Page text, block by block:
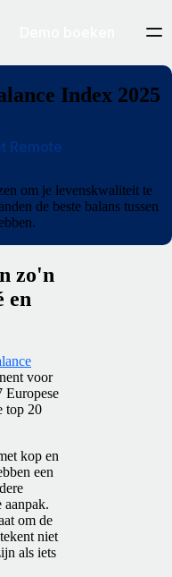
Index 2025
om je levenskwaliteit te
de beste balans tussen
Remote
zo'n
en
voor
Europese
top 20
kop en
een
aanpak.
om de
niet
als iets